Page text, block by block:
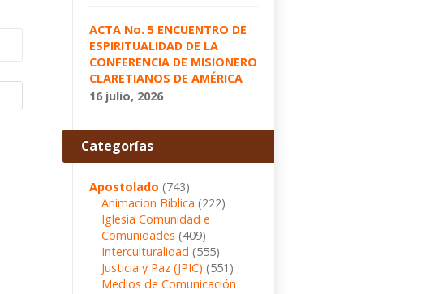
ACTA No. 5 ENCUENTRO DE
ESPIRITUALIDAD DE LA
CONFERENCIA DE MISIONERO
CLARETIANOS DE AMÉRICA
16 julio, 2026
Categorías
Apostolado (743)
Animacion Biblica (222)
Iglesia Comunidad e
Comunidades (409)
Interculturalidad (555)
Justicia y Paz (JPIC) (551)
Medios de Comunicación